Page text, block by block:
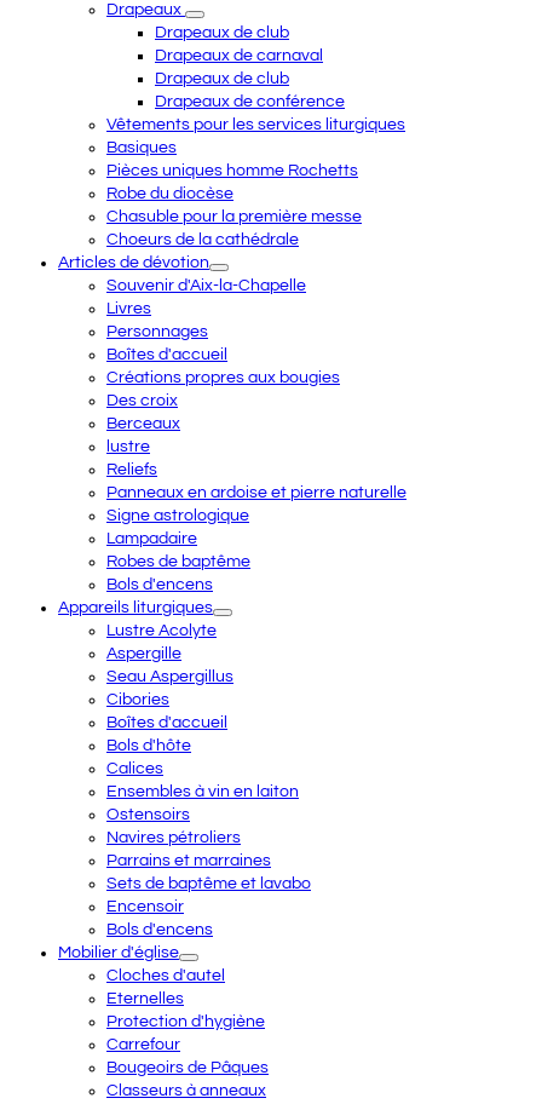
Drapeaux
Drapeaux de club
Drapeaux de carnaval
Drapeaux de club
Drapeaux de conférence
Vêtements pour les services liturgiques
Basiques
Pièces uniques homme Rochetts
Robe du diocèse
Chasuble pour la première messe
Choeurs de la cathédrale
Articles de dévotion
Souvenir d'Aix-la-Chapelle
Livres
Personnages
Boîtes d'accueil
Créations propres aux bougies
Des croix
Berceaux
lustre
Reliefs
Panneaux en ardoise et pierre naturelle
Signe astrologique
Lampadaire
Robes de baptême
Bols d'encens
Appareils liturgiques
Lustre Acolyte
Aspergille
Seau Aspergillus
Cibories
Boîtes d'accueil
Bols d'hôte
Calices
Ensembles à vin en laiton
Ostensoirs
Navires pétroliers
Parrains et marraines
Sets de baptême et lavabo
Encensoir
Bols d'encens
Mobilier d'église
Cloches d'autel
Eternelles
Protection d'hygiène
Carrefour
Bougeoirs de Pâques
Classeurs à anneaux